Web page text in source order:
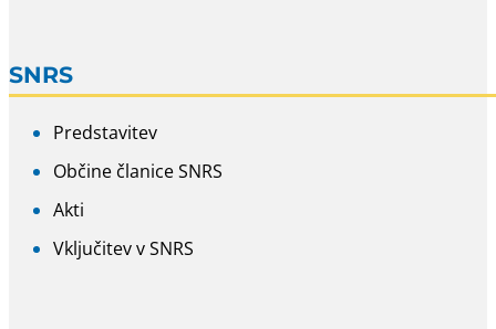
SNRS
Predstavitev
Občine članice SNRS
Akti
Vključitev v SNRS